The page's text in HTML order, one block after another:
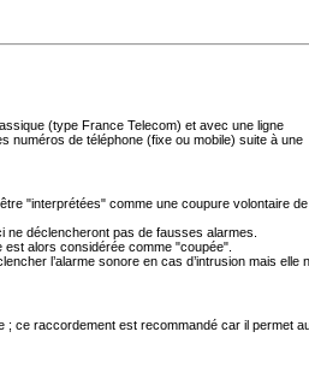
(type France Telecom) et avec une ligne
numéros de téléphone (fixe ou mobile) suite à une
"interprétées" comme une coupure volontaire
déclencheront pas de fausses alarmes.
alors considérée comme "coupée".
l’alarme sonore en cas d’intrusion mais elle
; ce raccordement est recommandé car il permet